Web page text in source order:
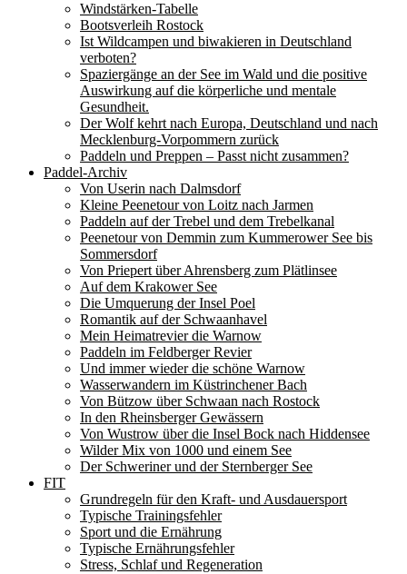
Windstärken-Tabelle
Bootsverleih Rostock
Ist Wildcampen und biwakieren in Deutschland
verboten?
Spaziergänge an der See im Wald und die positive
Auswirkung auf die körperliche und mentale
Gesundheit.
Der Wolf kehrt nach Europa, Deutschland und nach
Mecklenburg-Vorpommern zurück
Paddeln und Preppen – Passt nicht zusammen?
Paddel-Archiv
Von Userin nach Dalmsdorf
Kleine Peenetour von Loitz nach Jarmen
Paddeln auf der Trebel und dem Trebelkanal
Peenetour von Demmin zum Kummerower See bis
Sommersdorf
Von Priepert über Ahrensberg zum Plätlinsee
Auf dem Krakower See
Die Umquerung der Insel Poel
Romantik auf der Schwaanhavel
Mein Heimatrevier die Warnow
Paddeln im Feldberger Revier
Und immer wieder die schöne Warnow
Wasserwandern im Küstrinchener Bach
Von Bützow über Schwaan nach Rostock
In den Rheinsberger Gewässern
Von Wustrow über die Insel Bock nach Hiddensee
Wilder Mix von 1000 und einem See
Der Schweriner und der Sternberger See
FIT
Grundregeln für den Kraft- und Ausdauersport
Typische Trainingsfehler
Sport und die Ernährung
Typische Ernährungsfehler
Stress, Schlaf und Regeneration